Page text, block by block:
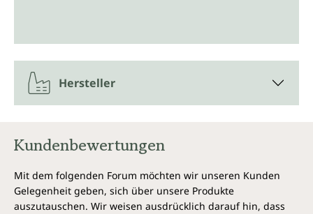
Hersteller
Kundenbewertungen
Mit dem folgenden Forum möchten wir unseren Kunden
Gelegenheit geben, sich über unsere Produkte
auszutauschen. Wir weisen ausdrücklich darauf hin, dass